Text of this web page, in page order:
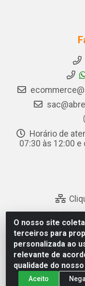
O nosso site
terceiros para
personalizada ao
relevante de
qualidade do
Aceito
Horário de
07:30 às 12:00
Abreu & Silva - Rua
Olho D'Água das